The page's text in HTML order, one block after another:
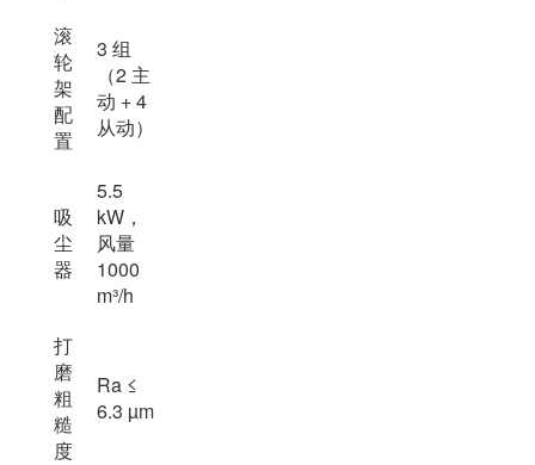
滚
轮
架
配
置
3 组
（2 主
动 + 4
从动）
吸
尘
器
5.5
kW，
风量
1000
m³/h
打
磨
粗
糙
度
Ra ≤
6.3 µm